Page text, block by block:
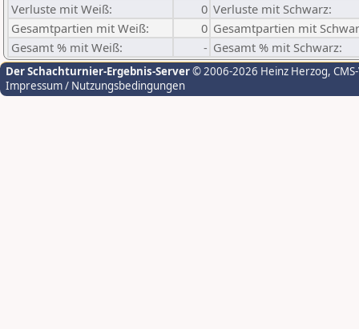
Verluste mit Weiß:
0 Verluste mit Schwarz:
Gesamtpartien mit Weiß:
0 Gesamtpartien mit
Gesamt % mit Weiß:
- Gesamt % mit Schwarz:
Der Schachturnier-Ergebnis-Server© 2006-2026 Heinz Herzog,
Impressum / Nutzungsbedingungen